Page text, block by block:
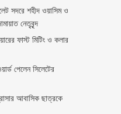
সদরে শহীদ ওয়াসিম ও
নেতৃবৃন্দ
ফাস্ট মিটিং ও কলার
পেলেন সিলেটের
আবাসিক ছাত্রকে